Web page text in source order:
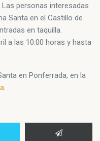
personas interesadas
Santa en el Castillo de
en taquilla.
a las 10:00 horas y hasta
en Ponferrada, en la
.